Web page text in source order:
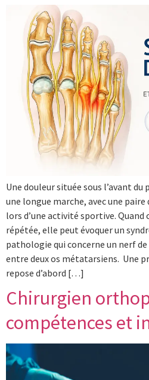
Une douleur située sous l’avant
une longue marche, avec une
lors d’une activité sportive.
répétée, elle peut évoquer un
pathologie qui concerne un nerf
entre deux os métatarsiens. Une
repose d’abord […]
Chirurgien
compétences et